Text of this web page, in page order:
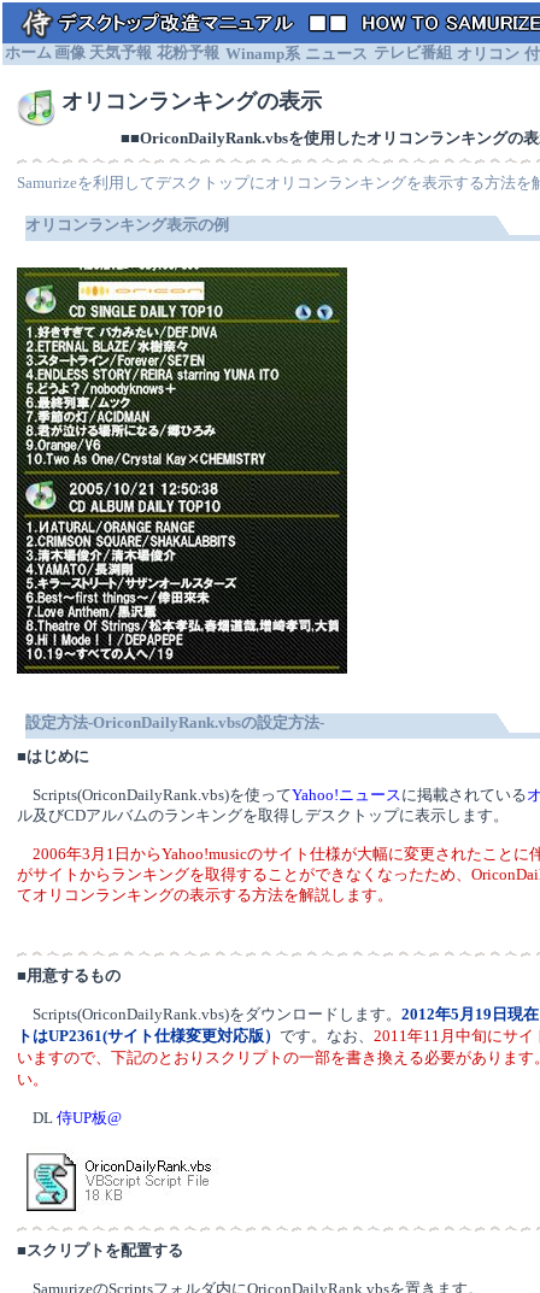
ホーム 画像 天気予報 花粉予報 Winamp系 ニュース テレビ番組 オリコン
オリコンランキングの表示
■■OriconDailyRank.vbsを使用したオリコンランキングの
Samurizeを利用してデスクトップにオリコンランキングを表示する方法を
オリコンランキング表示の例
設定方法-OriconDailyRank.vbsの設定方法-
■はじめに
Scripts(OriconDailyRank.vbs)を使ってYahoo!ニュースに掲載されている
ル及びCDアルバムのランキングを取得しデスクトップに表示します。
2006年3月1日からYahoo!musicのサイト仕様が大幅に変更されたことに
がサイトからランキングを取得することができなくなったため、
てオリコンランキングの表示する方法を解説します。
■用意するもの
Scripts(OriconDailyRank.vbs)をダウンロードします。 2012年5月19日現
トはUP2361(サイト仕様変更対応版） です。なお、 2011年11月中旬にサ
いますので、下記のとおりスクリプトの一部を書き換える必要があります
い。
DL 侍UP板@
■スクリプトを配置する
SamurizeのScriptsフォルダ内にOriconDailyRank.vbsを置きます。